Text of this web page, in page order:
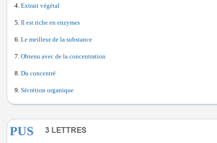
Extrait végétal
Il est riche en enzymes
Le meilleur de la substance
Obtenu avec de la concentration
Du concentré
Sécrétion organique
PUS